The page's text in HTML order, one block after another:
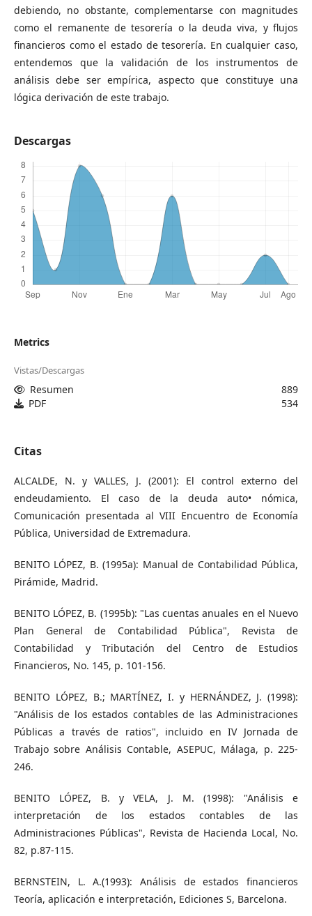
debiendo, no obstante, complementarse con magnitudes
como el remanente de tesorería o la deuda viva, y flujos
financieros como el estado de tesorería. En cualquier caso,
entendemos que la validación de los instrumentos de
análisis debe ser empírica, aspecto que constituye una
lógica derivación de este trabajo.
Descargas
Metrics
Vistas/Descargas
Resumen
889
PDF
534
Citas
ALCALDE, N. y VALLES, J. (2001): El control externo del
endeudamiento. El caso de la deuda auto• nómica,
Comunicación presentada al VIII Encuentro de Economía
Pública, Universidad de Extremadura.
BENITO LÓPEZ, B. (1995a): Manual de Contabilidad Pública,
Pirámide, Madrid.
BENITO LÓPEZ, B. (1995b): "Las cuentas anuales en el Nuevo
Plan General de Contabilidad Pública", Revista de
Contabilidad y Tributación del Centro de Estudios
Financieros, No. 145, p. 101-156.
BENITO LÓPEZ, B.; MARTÍNEZ, I. y HERNÁNDEZ, J. (1998):
"Análisis de los estados contables de las Administraciones
Públicas a través de ratios", incluido en IV Jornada de
Trabajo sobre Análisis Contable, ASEPUC, Málaga, p. 225-
246.
BENITO LÓPEZ, B. y VELA, J. M. (1998): "Análisis e
interpretación de los estados contables de las
Administraciones Públicas", Revista de Hacienda Local, No.
82, p.87-115.
BERNSTEIN, L. A.(1993): Análisis de estados financieros
Teoría, aplicación e interpretación, Ediciones S, Barcelona.